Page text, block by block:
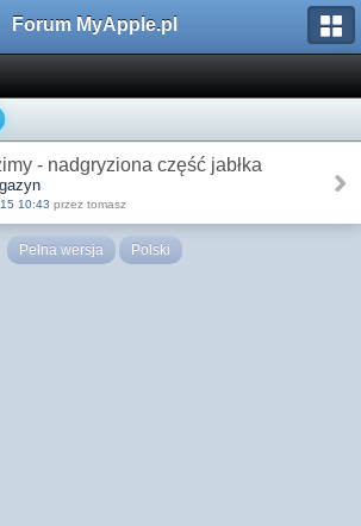
Forum MyApple.pl
- nadgryziona część jabłka
10:43 przez tomasz
Pełna wersja Polski